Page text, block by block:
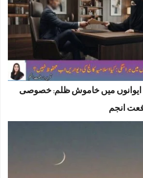
ایوانوں میں خاموش ظلم: خصوصی
انجم